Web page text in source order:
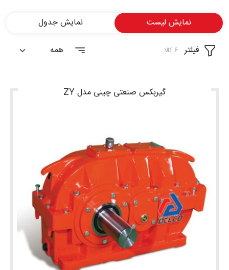
شغلی
با ما
نمایش لیست
نمایش جدول
فیلتر
6 کالا
گیربکس صنعتی چینی مدل ZY